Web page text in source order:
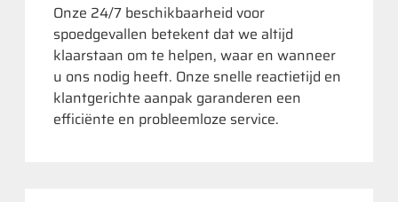
Onze 24/7 beschikbaarheid voor
spoedgevallen betekent dat we altijd
klaarstaan om te helpen, waar en wanneer
u ons nodig heeft. Onze snelle reactietijd en
klantgerichte aanpak garanderen een
efficiënte en probleemloze service.